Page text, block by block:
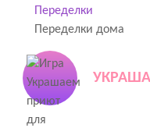
Переделки
Переделки дома